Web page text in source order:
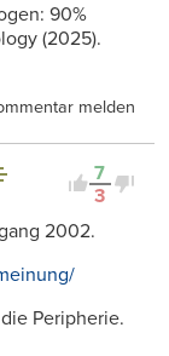
90%
(2025).
melden
7
3
2002.
Peripherie.